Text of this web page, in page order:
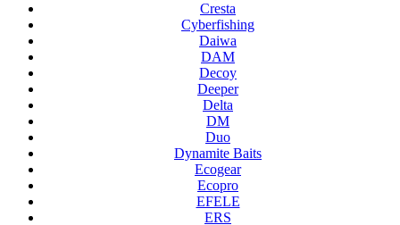
Cresta
Cyberfishing
Daiwa
DAM
Decoy
Deeper
Delta
DM
Duo
Dynamite Baits
Ecogear
Ecopro
EFELE
ERS